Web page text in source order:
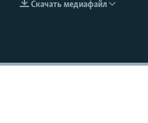
EMBED
Скачать медиафайл